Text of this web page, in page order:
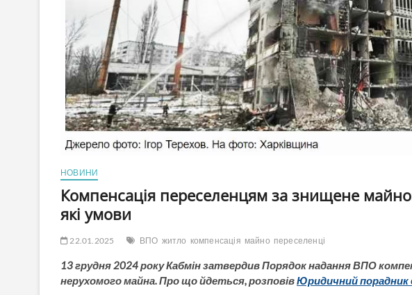
НОВИНИ
Компенсація переселенцям за знищене
які умови
22.01.2025 ВПО житло компенсація майно переселенці
13 грудня 2024 року Кабмін затвердив Порядок надання ВПО
нерухомого майна. Про що йдеться, розповівЮридичний